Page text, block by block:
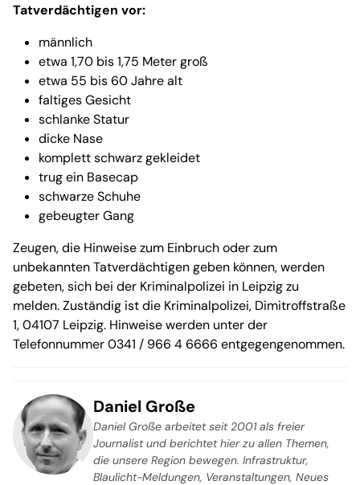
Tatverdächtigen vor:
männlich
etwa 1,70 bis 1,75 Meter groß
etwa 55 bis 60 Jahre alt
faltiges Gesicht
schlanke Statur
dicke Nase
komplett schwarz gekleidet
trug ein Basecap
schwarze Schuhe
gebeugter Gang
Zeugen, die Hinweise zum Einbruch oder zum
unbekannten Tatverdächtigen geben können, werden
gebeten, sich bei der Kriminalpolizei in Leipzig zu
melden. Zuständig ist die Kriminalpolizei, Dimitroffstraße
1, 04107 Leipzig. Hinweise werden unter der
Telefonnummer 0341 / 966 4 6666 entgegengenommen.
Daniel Große
Daniel Große arbeitet seit 2001 als freier
Journalist und berichtet hier zu allen Themen,
die unsere Region bewegen. Infrastruktur,
Blaulicht-Meldungen, Veranstaltungen, Neues